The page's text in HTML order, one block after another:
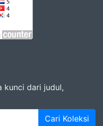
kunci dari judul,
Cari Koleksi